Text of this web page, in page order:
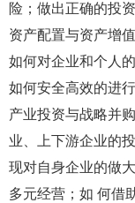
险；做出正确的投
资产配置与资产增
如何对企业和个人
如何安全高效的进
产业投资与战略并
业、上下游企业的
现对自身企业的做
多元经营；如 何借